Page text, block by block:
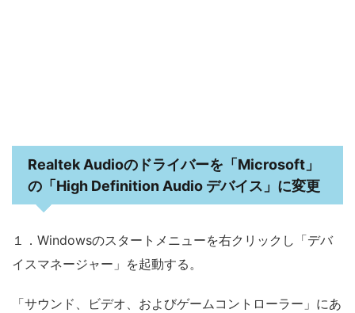
Realtek Audioのドライバーを「Microsoft」
の「High Definition Audio デバイス」に変更
１．Windowsのスタートメニューを右クリックし「デバ
イスマネージャー」を起動する。
「サウンド、ビデオ、およびゲームコントローラー」にあ